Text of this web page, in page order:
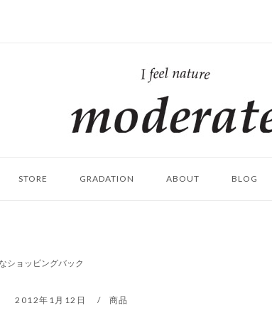
ム
STORE GRADATION ABOUT BLOG
ショッピングバック
2012年1月12日 商品